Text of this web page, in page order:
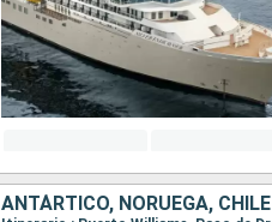
ANTÁRTICO, NORUEGA, CHILE